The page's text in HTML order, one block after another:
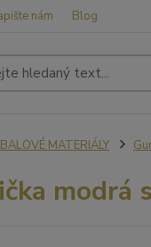
nám Blog
MATERIÁLY
modrá